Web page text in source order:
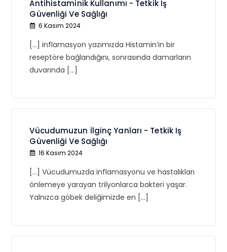
Antihistaminik Kullanımı - Tetkik Iş
Güvenliği Ve Sağlığı
6 Kasım 2024
[…] inflamasyon yazımızda Histamin‘in bir
reseptöre bağlandığını, sonrasında damarların
duvarında […]
Vücudumuzun İlginç Yanları - Tetkik Iş
Güvenliği Ve Sağlığı
16 Kasım 2024
[…] Vücudumuzda inflamasyonu ve hastalıkları
önlemeye yarayan trilyonlarca bakteri yaşar.
Yalnızca göbek deliğimizde en […]